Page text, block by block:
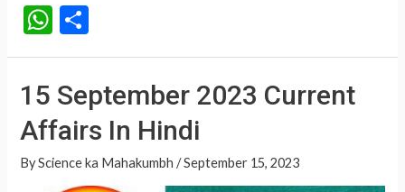
W
h
at
s
A
p
h
e
15 September 2023 Current
Affairs In Hindi
ByScience ka Mahakumbh /September 15, 2023